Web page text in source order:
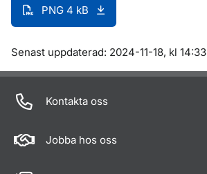
PNG 4 kB
Om sidan
Senast uppdaterad: 2024-11-18, kl 14:33
Kontakta oss
Jobba hos oss